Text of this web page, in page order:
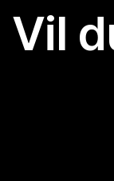
Vil